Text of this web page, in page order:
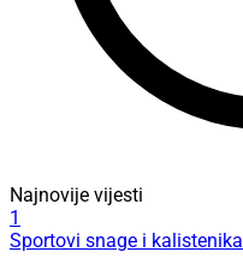
Najnovije vijesti
1
Sportovi snage i kalistenika